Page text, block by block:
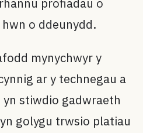
profiadau o
o ddeunydd.
mynychwyr y
ar y technegau a
stiwdio gadwraeth
golygu trwsio platiau